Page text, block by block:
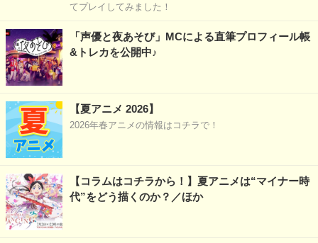
てプレイしてみました！
「声優と夜あそび」MCによる直筆プロフィール帳
&トレカを公開中♪
【夏アニメ 2026】
2026年春アニメの情報はコチラで！
【コラムはコチラから！】夏アニメは“マイナー時
代”をどう描くのか？／ほか